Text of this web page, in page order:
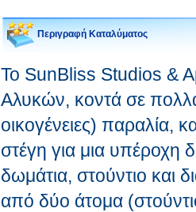
Περιγραφή Καταλύματος
Το SunBliss Studios &
Αλυκών, κοντά σε πολλά
οικογένειες) παραλία,
στέγη για μια υπέροχη
δωμάτια, στούντιο και
από δύο άτομα